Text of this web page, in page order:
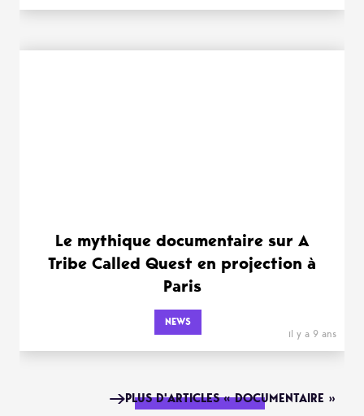
Le mythique documentaire sur A
Tribe Called Quest en projection à
Paris
NEWS
il y a 9 ans
PLUS D'ARTICLES « DOCUMENTAIRE »